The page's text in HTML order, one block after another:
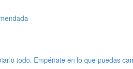
todo. Empéñate en lo que puedas